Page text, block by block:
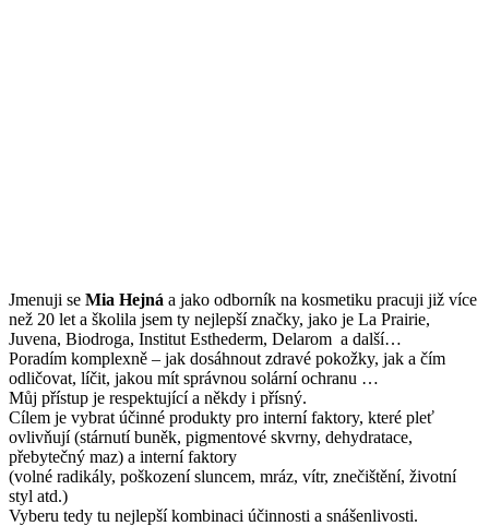
Jmenuji se Mia Hejná a jako odborník na kosmetiku pracuji již více
než 20 let a školila jsem ty nejlepší značky, jako je La Prairie,
Juvena, Biodroga, Institut Esthederm, Delarom a další…
Poradím komplexně – jak dosáhnout zdravé pokožky, jak a čím
odličovat, líčit, jakou mít správnou solární ochranu …
Můj přístup je respektující a někdy i přísný.
Cílem je vybrat účinné produkty pro interní faktory, které pleť
ovlivňují (stárnutí buněk, pigmentové skvrny, dehydratace,
přebytečný maz) a interní faktory
(volné radikály, poškození sluncem, mráz, vítr, znečištění, životní
styl atd.)
Vyberu tedy tu nejlepší kombinaci účinnosti a snášenlivosti.